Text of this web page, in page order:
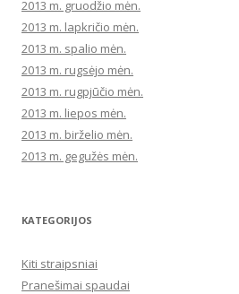
2013 m. gruodžio mėn.
2013 m. lapkričio mėn.
2013 m. spalio mėn.
2013 m. rugsėjo mėn.
2013 m. rugpjūčio mėn.
2013 m. liepos mėn.
2013 m. birželio mėn.
2013 m. gegužės mėn.
KATEGORIJOS
Kiti straipsniai
Pranešimai spaudai